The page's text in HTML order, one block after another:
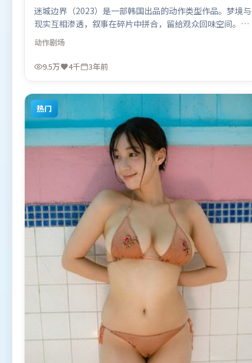
迷城边界（2023）是一部韩国出品的动作类型作品。梦境与
现实互相渗透，叙事在碎片中拼合，留给观众回味空间。动
作场面设计讲究空间与节奏，文戏部分同样扎实耐嚼。由丹
尼斯·维伦纽瓦执导，周冬雨、段奕宏、章子怡，秦海璐、
阿米尔·汗、艾米莉·布朗特等联袂出演。影片于2023年8
动作剧场
9.5万 4千 3年前
热门